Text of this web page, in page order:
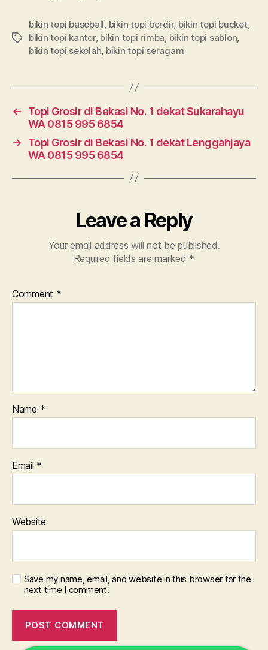
Tags
bikin topi baseball bikin topi bordir, bikin topi bucket,
bikin topi kantor, bikin topi rimba bikin topi sablon
bikin topi sekolah bikin topi seragam
←
Topi Grosir di Bekasi No. 1 dekat Sukarahayu
WA 0815 995 6854
→
Topi Grosir di Bekasi No. 1 dekat Lenggahjaya
WA 0815 995 6854
Leave a Reply
Your email address will not be published.
Required fields are marked *
Comment *
Name *
Email *
Website
Save my name, email, and website in this browser for the
next time I comment.